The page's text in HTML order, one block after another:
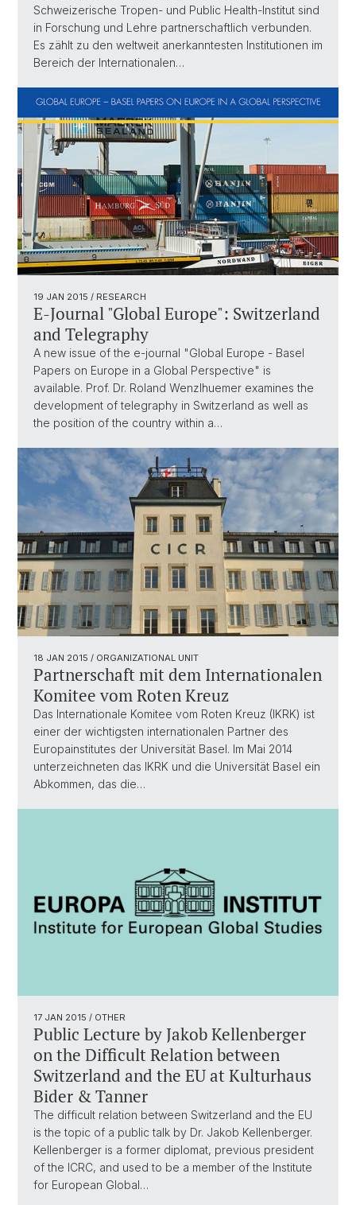
Schweizerische Tropen- und Public Health-Institut sind
in Forschung und Lehre partnerschaftlich verbunden.
Es zählt zu den weltweit anerkanntesten Institutionen im
Bereich der Internationalen…
19 JAN 2015 / RESEARCH
E-Journal "Global Europe": Switzerland
and Telegraphy
A new issue of the e-journal "Global Europe - Basel
Papers on Europe in a Global Perspective" is
available. Prof. Dr. Roland Wenzlhuemer examines the
development of telegraphy in Switzerland as well as
the position of the country within a…
18 JAN 2015 / ORGANIZATIONAL UNIT
Partnerschaft mit dem Internationalen
Komitee vom Roten Kreuz
Das Internationale Komitee vom Roten Kreuz (IKRK) ist
einer der wichtigsten internationalen Partner des
Europainstitutes der Universität Basel. Im Mai 2014
unterzeichneten das IKRK und die Universität Basel ein
Abkommen, das die…
17 JAN 2015 / OTHER
Public Lecture by Jakob Kellenberger
on the Difficult Relation between
Switzerland and the EU at Kulturhaus
Bider & Tanner
The difficult relation between Switzerland and the EU
is the topic of a public talk by Dr. Jakob Kellenberger.
Kellenberger is a former diplomat, previous president
of the ICRC, and used to be a member of the Institute
for European Global…